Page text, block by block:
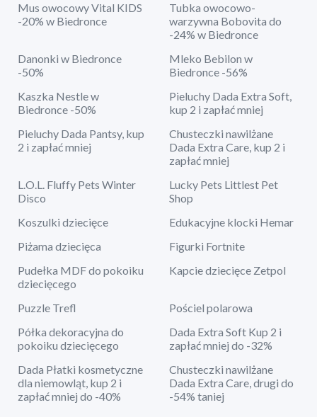
Mus owocowy Vital KIDS
-20% w Biedronce
Tubka owocowo-
warzywna Bobovita do
-24% w Biedronce
Danonki w Biedronce
-50%
Mleko Bebilon w
Biedronce -56%
Kaszka Nestle w
Biedronce -50%
Pieluchy Dada Extra Soft,
kup 2 i zapłać mniej
Pieluchy Dada Pantsy, kup
2 i zapłać mniej
Chusteczki nawilżane
Dada Extra Care, kup 2 i
zapłać mniej
L.O.L. Fluffy Pets Winter
Disco
Lucky Pets Littlest Pet
Shop
Koszulki dziecięce
Edukacyjne klocki Hemar
Piżama dziecięca
Figurki Fortnite
Pudełka MDF do pokoiku
dziecięcego
Kapcie dziecięce Zetpol
Puzzle Trefl
Pościel polarowa
Półka dekoracyjna do
pokoiku dziecięcego
Dada Extra Soft Kup 2 i
zapłać mniej do -32%
Dada Płatki kosmetyczne
dla niemowląt, kup 2 i
zapłać mniej do -40%
Chusteczki nawilżane
Dada Extra Care, drugi do
-54% taniej